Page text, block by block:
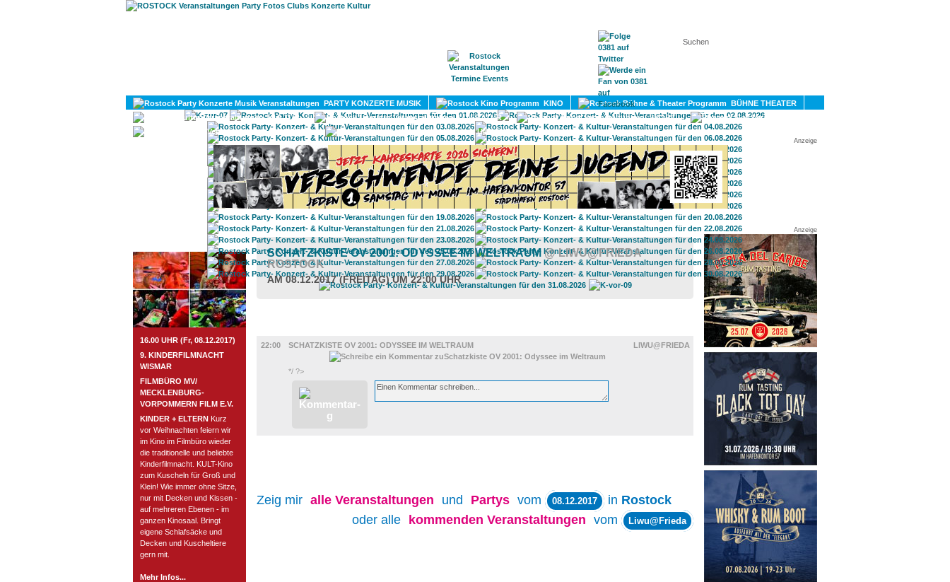
KONTAKT
PARTY KONZERTE MUSIK KINO
BÜHNE THEATER
KULTUR
LITERATUR SPORT
DIVERSES
UMLAND
Anzeige
ROSTOCK TAGESTIPP
16.00 UHR (Fr, 08.12.2017)
9. KINDERFILMNACHT
WISMAR
FILMBÜRO MV/
MECKLENBURG-
VORPOMMERN FILM E.V.
KINDER + ELTERN Kurz
vor Weihnachten feiern wir
im Kino im Filmbüro wieder
die traditionelle und beliebte
Kinderfilmnacht. KULT-Kino
zum Kuscheln für Groß und
Klein! Wie immer ohne Sitze,
nur mit Decken und Kissen -
auf mehreren Ebenen - im
ganzen Kinosaal. Bringt
eigene Schlafsäcke und
Decken und Kuscheltiere
gern mit.
Mehr Infos...
Anzeige
SCHATZKISTE OV 2001: ODYSSEE IM WELTRAUM@ LIWU@FRIEDA
ROSTOCK
AM 08.12.2017 (FREITAG) UM 22:00 UHR
22:00
SCHATZKISTE OV 2001: ODYSSEE IM WELTRAUM LIWU@FRIEDA
*/ ?>
Zeig mir alle Veranstaltungen und Partys vom 08.12.2017 in Rostock
oder alle
kommenden Veranstaltungen vom Liwu@Frieda